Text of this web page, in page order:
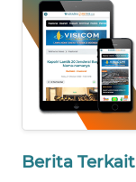
Berita Terkait
SULBAR
WN
BABEL